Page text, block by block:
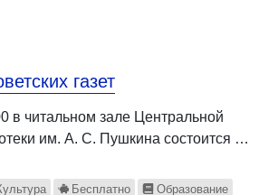
газет
в читальном зале Центральной
им. А. С. Пушкина состоится …
Бесплатно Образование